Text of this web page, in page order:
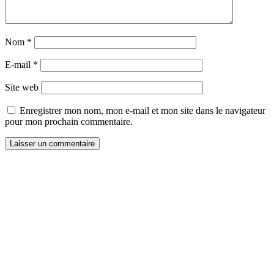
Nom *
E-mail *
Site web
Enregistrer mon nom, mon e-mail et mon site dans le navigateur
pour mon prochain commentaire.